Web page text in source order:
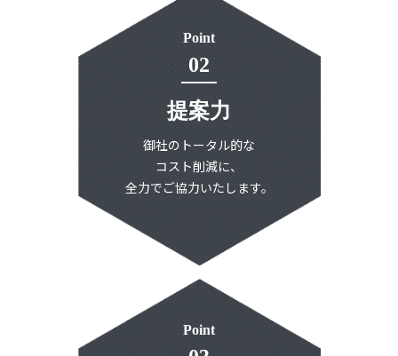
Point
02
提案力
御社のトータル的な
コスト削減に、
全力でご協力いたします。
Point